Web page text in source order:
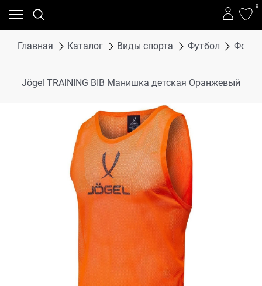
0
Главная Каталог Виды спорта Футбол
Jögel TRAINING BIB Манишка детская Оранжевый